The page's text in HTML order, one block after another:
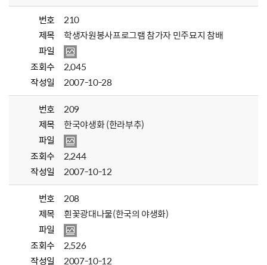
번호
210
제목
학생자원봉사프로그램 참가자 민주묘지 참배
파일
조회수
2,045
작성일
2007-10-28
번호
209
제목
한국야생화 (한라부추)
파일
조회수
2,244
작성일
2007-10-12
번호
208
제목
흰꽃광대나물(한국의 야생화)
파일
조회수
2,526
작성일
2007-10-12